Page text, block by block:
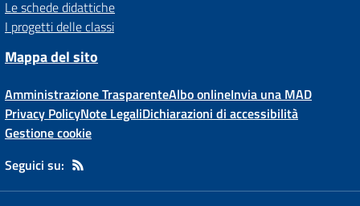
Le schede didattiche
I progetti delle classi
Mappa del sito
Amministrazione TrasparenteAlbo onlineInvia una MAD
Privacy PolicyNote LegaliDichiarazioni di accessibilità
Gestione cookie
Seguici su: